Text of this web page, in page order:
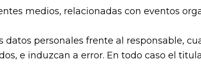
medios, relacionadas con eventos
datos personales frente al responsable,
e induzcan a error. En todo caso el